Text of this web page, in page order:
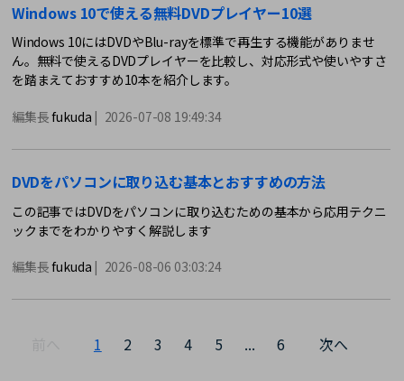
Windows 10で使える無料DVDプレイヤー10選
Windows 10にはDVDやBlu-rayを標準で再生する機能がありませ
ん。無料で使えるDVDプレイヤーを比較し、対応形式や使いやすさ
を踏まえておすすめ10本を紹介します。
編集長fukuda | 2026-07-08 19:49:34
DVDをパソコンに取り込む基本とおすすめの方法
この記事ではDVDをパソコンに取り込むための基本から応用テクニ
ックまでをわかりやすく解説します
編集長fukuda | 2026-08-06 03:03:24
1 2 3 4 5 ... 6 次へ